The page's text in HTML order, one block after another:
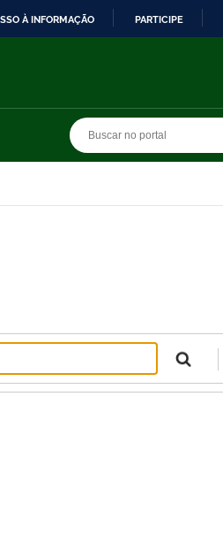
À INFORMAÇÃO PARTICIPE